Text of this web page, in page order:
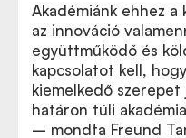
Akadémiánk ehhez
az innováció
együttműködő és
kapcsolatot kell,
kiemelkedő
határon túli
– mondta Freund